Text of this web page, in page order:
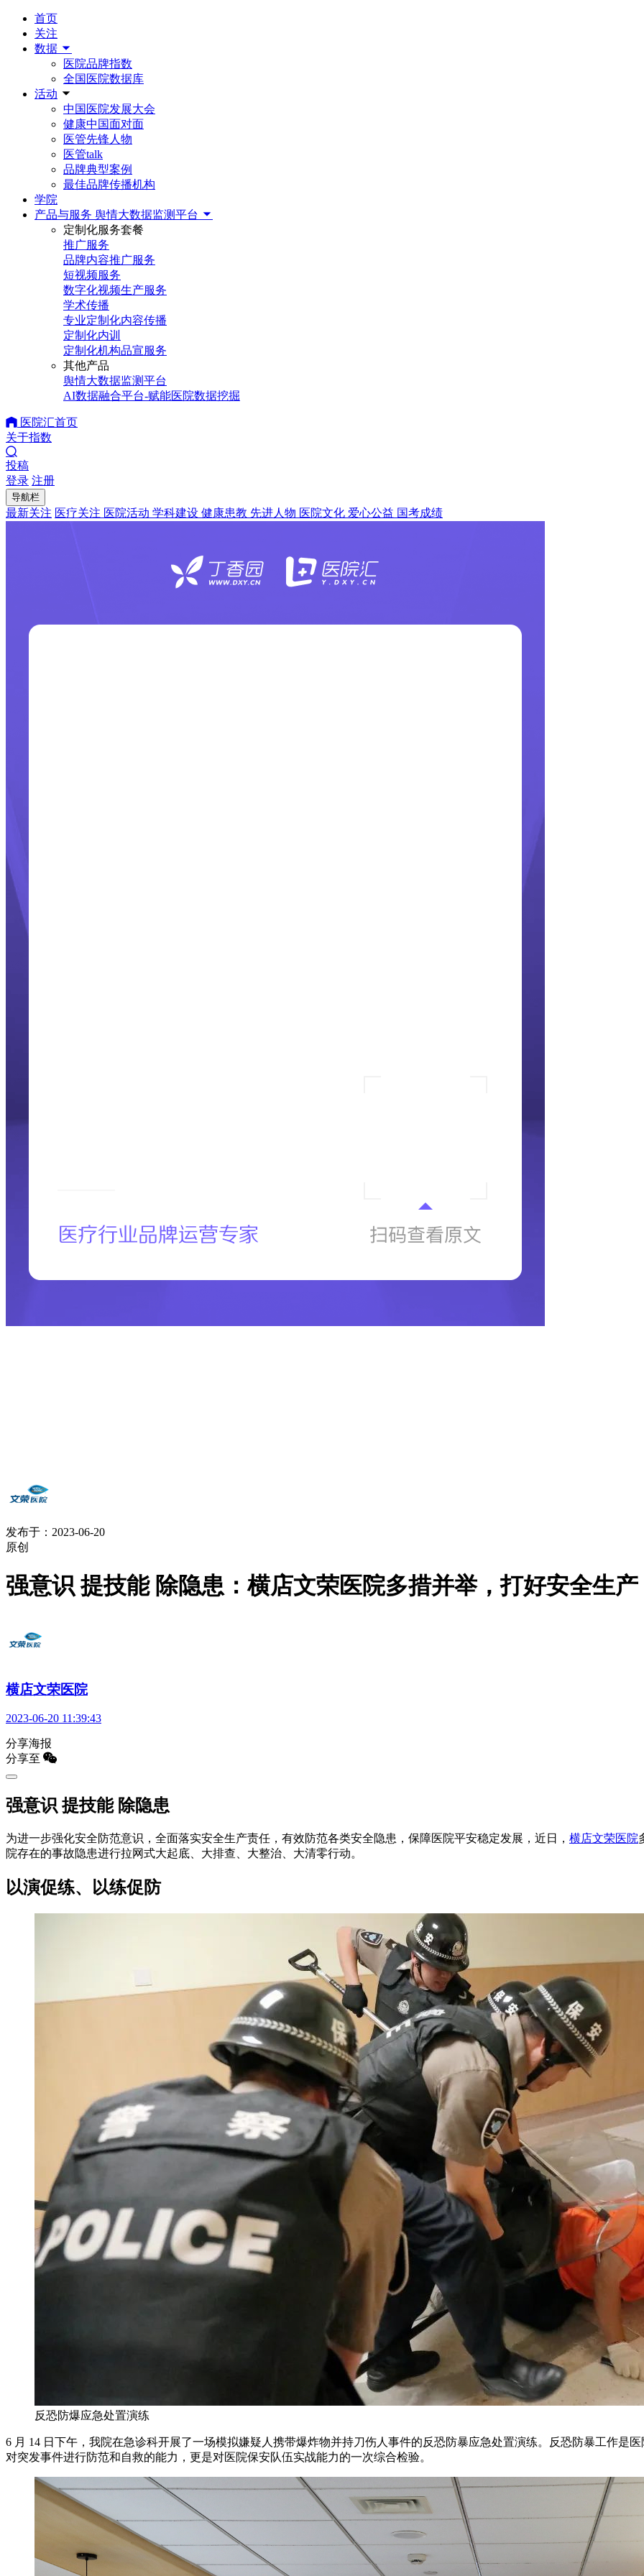
首页
关注
数据
医院品牌指数
全国医院数据库
活动
中国医院发展大会
健康中国面对面
医管先锋人物
医管talk
品牌典型案例
最佳品牌传播机构
学院
产品与服务 舆情大数据监测平台
定制化服务套餐
推广服务
品牌内容推广服务
短视频服务
数字化视频生产服务
学术传播
专业定制化内容传播
定制化内训
定制化机构品宣服务
其他产品
舆情大数据监测平台
AI数据融合平台-赋能医院数据挖掘
医院汇首页
关于指数
投稿
登录 注册
导航栏
最新关注 医疗关注 医院活动 学科建设 健康患教 先进人物 医院文化 爱心公益 国考成绩
发布于：2023-06-20
原创
强意识 提技能 除隐患：横店文荣医院多措并举，打好安全生产
横店文荣医院
2023-06-20 11:39:43
分享海报
分享至
强意识 提技能 除隐患
为进一步强化安全防范意识，全面落实安全生产责任，有效防范各类安全隐患，保障医院平安稳定发展，近日， 横店文荣医院
院存在的事故隐患进行拉网式大起底、大排查、大整治、大清零行动。
以演促练、以练促防
反恐防爆应急处置演练
6 月 14 日下午，我院在急诊科开展了一场模拟嫌疑人携带爆炸物并持刀伤人事件的反恐防暴应急处置演练。反恐防暴工作是
对突发事件进行防范和自救的能力，更是对医院保安队伍实战能力的一次综合检验。